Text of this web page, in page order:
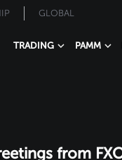
GLOBAL
TRADING PAMM
from